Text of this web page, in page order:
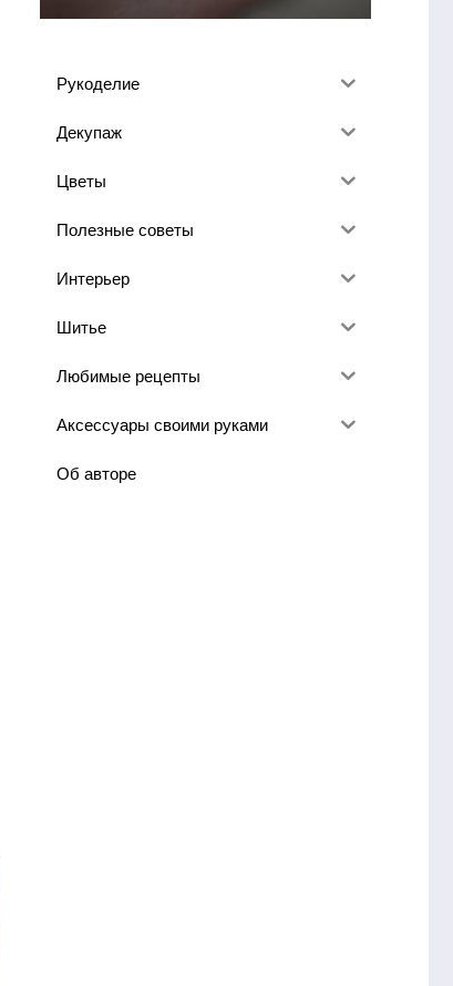
Рукоделие
Декупаж
Цветы
Полезные советы
Интерьер
Шитье
Любимые рецепты
Аксессуары своими руками
Об авторе